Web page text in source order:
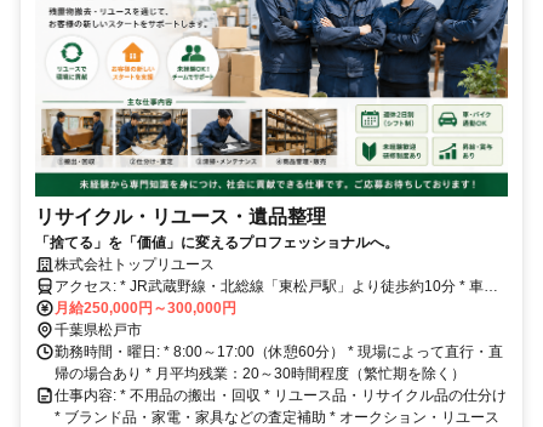
リサイクル・リユース・遺品整理
「捨てる」を「価値」に変えるプロフェッショナルへ。
株式会社トップリユース
アクセス: * JR武蔵野線・北総線「東松戸駅」より徒歩約10分 * 車・
バイク通勤OK（※会社の規定に応じて記載）
月給250,000円～300,000円
千葉県松戸市
勤務時間・曜日: * 8:00～17:00（休憩60分） * 現場によって直行・直
帰の場合あり * 月平均残業：20～30時間程度（繁忙期を除く）
仕事内容: * 不用品の搬出・回収 * リユース品・リサイクル品の仕分け
* ブランド品・家電・家具などの査定補助 * オークション・リユース